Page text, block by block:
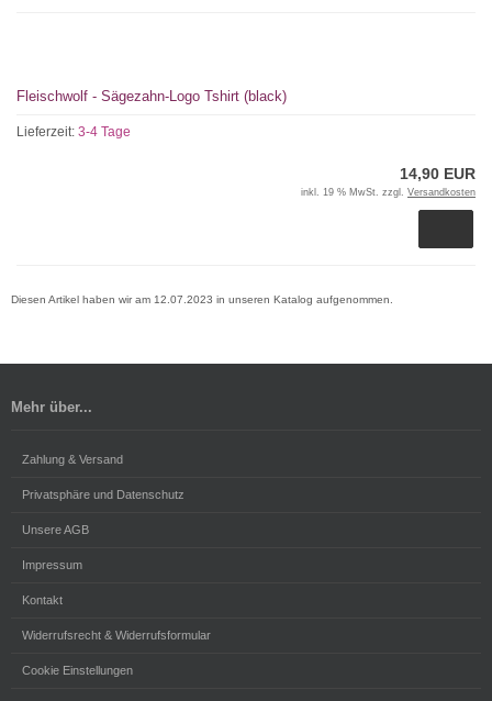
Fleischwolf - Sägezahn-Logo Tshirt (black)
Lieferzeit: 3-4 Tage
14,90 EUR
inkl. 19 % MwSt. zzgl. Versandkosten
Diesen Artikel haben wir am 12.07.2023 in unseren Katalog aufgenommen.
Mehr über...
Zahlung & Versand
Privatsphäre und Datenschutz
Unsere AGB
Impressum
Kontakt
Widerrufsrecht & Widerrufsformular
Cookie Einstellungen